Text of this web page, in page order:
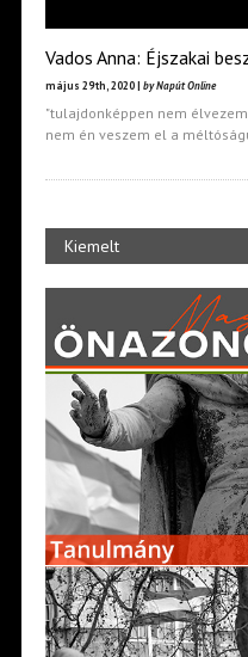
Vados Anna: Éjszakai
május 29th, 2020 | by Napút Online
"tulajdonképpen nem
nem én veszem el a
Kiemelt